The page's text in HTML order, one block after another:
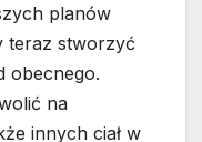
planów
teraz stworzyć
obecnego.
na
innych ciał w